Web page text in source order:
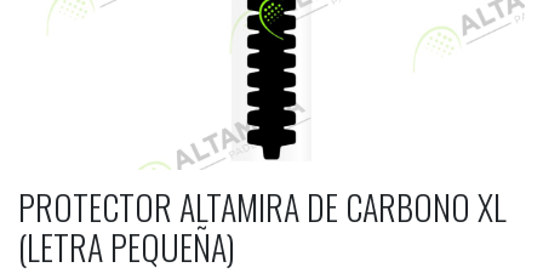
PROTECTOR ALTAMIRA DE CARBONO XL
(LETRA PEQUEÑA)